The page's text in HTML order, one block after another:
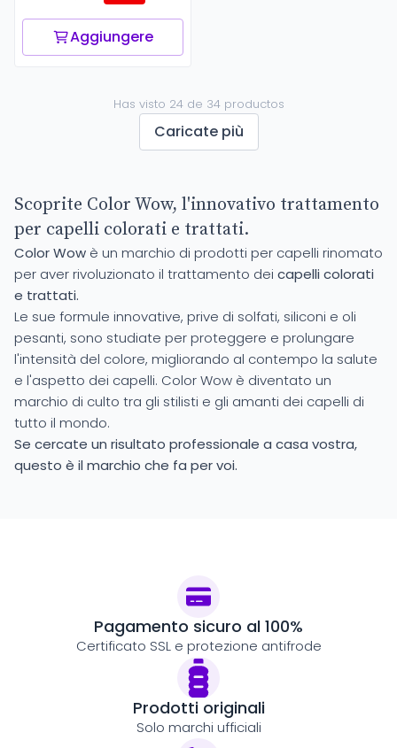
Aggiungere
Has visto 24 de 34 productos
Caricate più
Scoprite Color Wow, l'innovativo trattamento
per capelli colorati e trattati.
Color Wow è un marchio di prodotti per capelli rinomato
per aver rivoluzionato il trattamento dei capelli colorati
e trattati.
Le sue formule innovative, prive di solfati, siliconi e oli
pesanti, sono studiate per proteggere e prolungare
l'intensità del colore, migliorando al contempo la salute
e l'aspetto dei capelli. Color Wow è diventato un
marchio di culto tra gli stilisti e gli amanti dei capelli di
tutto il mondo.
Se cercate un risultato professionale a casa vostra,
questo è il marchio che fa per voi.
Pagamento sicuro al 100%
Certificato SSL e protezione antifrode
Prodotti originali
Solo marchi ufficiali